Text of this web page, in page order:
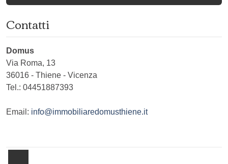
Contatti
Domus
Via Roma, 13
36016 - Thiene - Vicenza
Tel.: 04451887393
Email: info@immobiliaredomusthiene.it